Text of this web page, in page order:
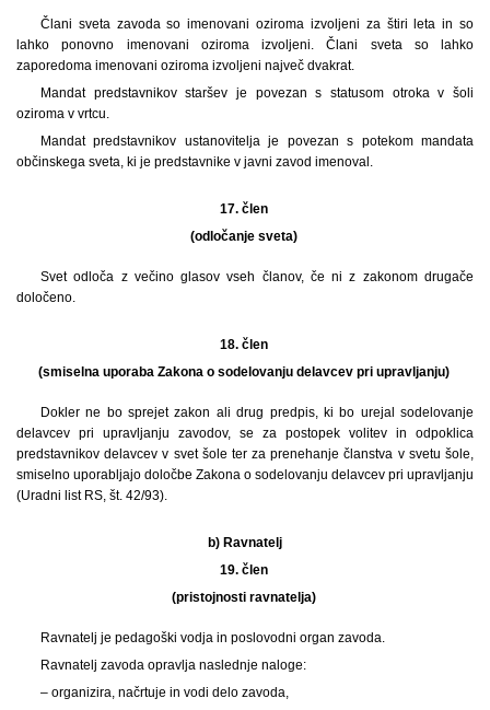
Člani sveta zavoda so imenovani oziroma izvoljeni za štiri leta in so
lahko ponovno imenovani oziroma izvoljeni. Člani sveta so lahko
zaporedoma imenovani oziroma izvoljeni največ dvakrat.
Mandat predstavnikov staršev je povezan s statusom otroka v šoli
oziroma v vrtcu.
Mandat predstavnikov ustanovitelja je povezan s potekom mandata
občinskega sveta, ki je predstavnike v javni zavod imenoval.
17. člen
(odločanje sveta)
Svet odloča z večino glasov vseh članov, če ni z zakonom drugače
določeno.
18. člen
(smiselna uporaba Zakona o sodelovanju delavcev pri upravljanju)
Dokler ne bo sprejet zakon ali drug predpis, ki bo urejal sodelovanje
delavcev pri upravljanju zavodov, se za postopek volitev in odpoklica
predstavnikov delavcev v svet šole ter za prenehanje članstva v svetu šole,
smiselno uporabljajo določbe Zakona o sodelovanju delavcev pri upravljanju
(Uradni list RS, št. 42/93).
b) Ravnatelj
19. člen
(pristojnosti ravnatelja)
Ravnatelj je pedagoški vodja in poslovodni organ zavoda.
Ravnatelj zavoda opravlja naslednje naloge:
– organizira, načrtuje in vodi delo zavoda,